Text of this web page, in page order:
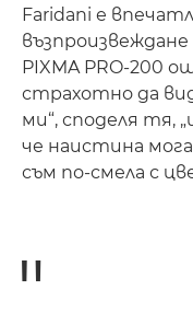
Faridani е
PIXMA PRO-200
страхотно да
ми“, споделя тя,
че наистина
съм по-смела с